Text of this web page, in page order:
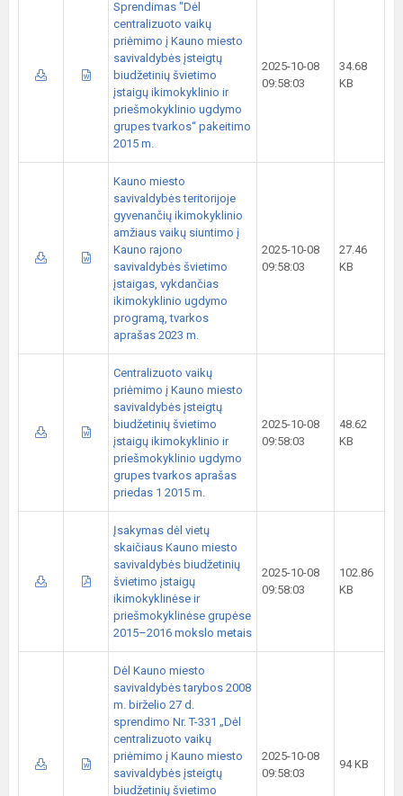
Sprendimas "Dėl
centralizuoto vaikų
priėmimo į Kauno miesto
savivaldybės įsteigtų
biudžetinių švietimo
įstaigų ikimokyklinio ir
priešmokyklinio ugdymo
grupes tvarkos“ pakeitimo
2015 m.
2025-10-08
09:58:03
34.68
KB
Kauno miesto
savivaldybės teritorijoje
gyvenančių ikimokyklinio
amžiaus vaikų siuntimo į
Kauno rajono
savivaldybės švietimo
įstaigas, vykdančias
ikimokyklinio ugdymo
programą, tvarkos
aprašas 2023 m.
2025-10-08
09:58:03
27.46
KB
Centralizuoto vaikų
priėmimo į Kauno miesto
savivaldybės įsteigtų
biudžetinių švietimo
įstaigų ikimokyklinio ir
priešmokyklinio ugdymo
grupes tvarkos aprašas
priedas 1 2015 m.
2025-10-08
09:58:03
48.62
KB
Įsakymas dėl vietų
skaičiaus Kauno miesto
savivaldybės biudžetinių
švietimo įstaigų
ikimokyklinėse ir
priešmokyklinėse grupėse
2015–2016 mokslo metais
2025-10-08
09:58:03
102.86
KB
Dėl Kauno miesto
savivaldybės tarybos 2008
m. birželio 27 d.
sprendimo Nr. T-331 „Dėl
centralizuoto vaikų
priėmimo į Kauno miesto
savivaldybės įsteigtų
biudžetinių švietimo
2025-10-08
09:58:03
94 KB